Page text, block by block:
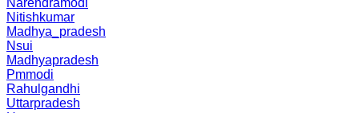
Narendramodi
Nitishkumar
Madhya_pradesh
Nsui
Madhyapradesh
Pmmodi
Rahulgandhi
Uttarpradesh